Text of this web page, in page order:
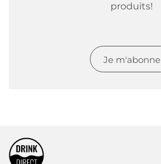
produits!
Je m'abonne